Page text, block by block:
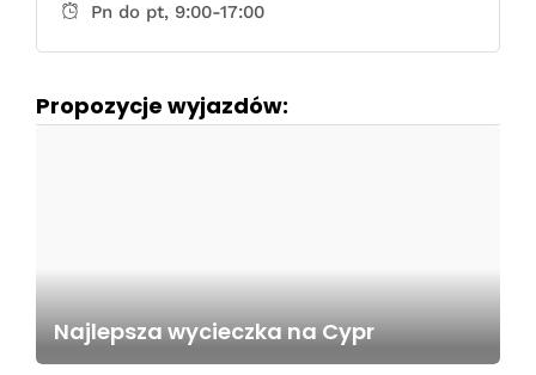
Pn do pt, 9:00-17:00
Propozycje wyjazdów:
Najlepsza wycieczka na Cypr